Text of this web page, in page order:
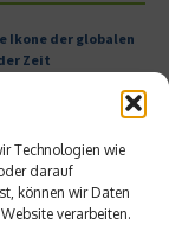
Technologien wie
darauf
können wir Daten
verarbeiten.
Ikone der globalen
Zeit
eines
Unternehmen